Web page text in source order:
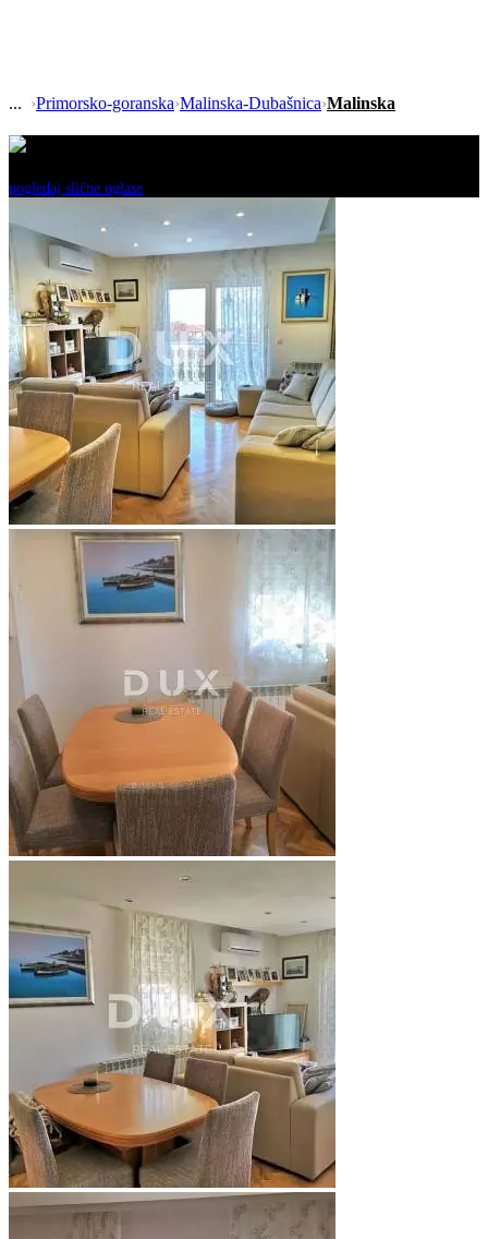
›Primorsko-goranska›Malinska-Dubašnica›Malinska
pogledaj slične oglase